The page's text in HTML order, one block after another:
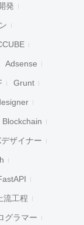
発
Adsense
Grunt
Blockchain
デザイナー
流工程
グラマー